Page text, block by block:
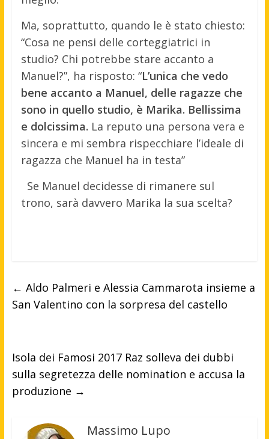
Ma, soprattutto, quando le è stato chiesto:
“Cosa ne pensi delle corteggiatrici in
studio? Chi potrebbe stare accanto a
Manuel?”, ha risposto: “L’unica che vedo
bene accanto a Manuel, delle ragazze che
sono in quello studio, è Marika. Bellissima
e dolcissima. La reputo una persona vera e
sincera e mi sembra rispecchiare l’ideale di
ragazza che Manuel ha in testa”
Se Manuel decidesse di rimanere sul
trono, sarà davvero Marika la sua scelta?
← Aldo Palmeri e Alessia Cammarota insieme a
San Valentino con la sorpresa del castello
Isola dei Famosi 2017 Raz solleva dei dubbi
sulla segretezza delle nomination e accusa la
produzione →
Massimo Lupo